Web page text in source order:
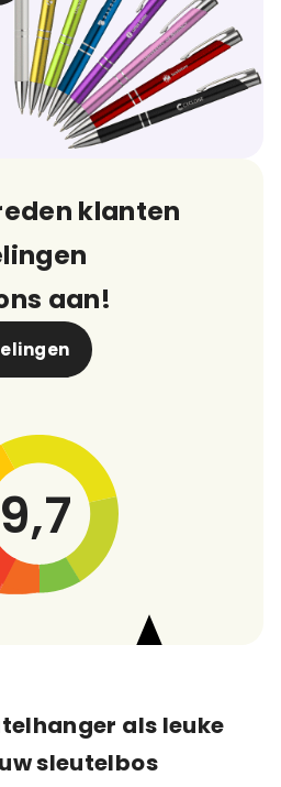
klanten
aan!
9,7
als leuke
sleutelbos